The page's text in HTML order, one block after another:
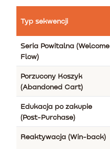
Typ sekwencji
Seria Powitalna (Welcome
Flow)
Porzucony Koszyk
(Abandoned Cart)
Edukacja po zakupie
(Post-Purchase)
Reaktywacja (Win-back)